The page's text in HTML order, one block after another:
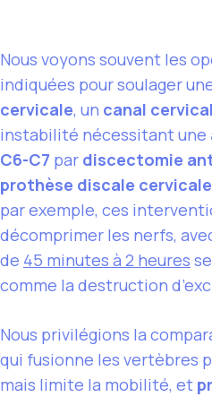
Nous voyons souvent les
indiquées pour soulager
cervicale, un canal
instabilité nécessitant une
C6-C7 par discectomie
prothèse discale cervicale
par exemple, ces
décomprimer les nerfs,
de 45 minutes à 2 heures
comme la destruction
Nous privilégions la
qui fusionne les vertèbres
mais limite la mobilité, et